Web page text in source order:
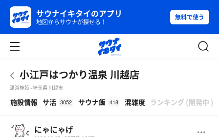
サウナイキタイのアプリ
地図からサウナが探せる！
無料で使う
小江戸はつかり温泉 川越店
温浴施設 - 埼玉県 川越市
施設情報 サ活 3052 サウナ飯 418 混雑度 ランキング (開発中 )
にゃにゃげ